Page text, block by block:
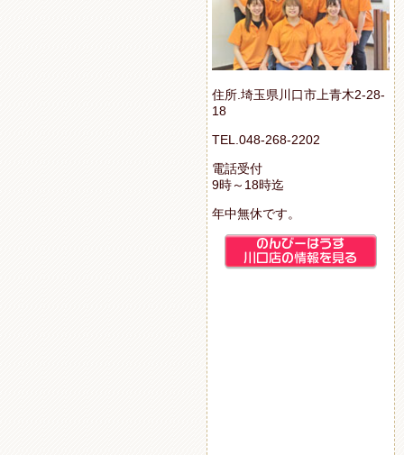
住所.埼玉県川口市上青木2-28-
18
TEL.048-268-2202
電話受付
9時～18時迄
年中無休です。